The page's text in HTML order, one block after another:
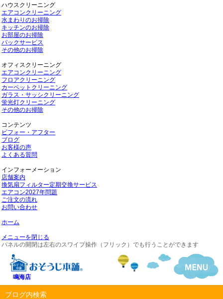
ハウスクリーニング
エアコンクリーニング
水まわりのお掃除
キッチンのお掃除
お部屋のお掃除
パックサービス
その他のお掃除
オフィスクリーニング
エアコンクリーニング
フロアクリーニング
カーペットクリーニング
ガラス・サッシクリーニング
蛍光灯クリーニング
その他のお掃除
コンテンツ
ビフォー・アフター
ブログ
お客様の声
よくある質問
インフォーメーション
店舗案内
換気扇フィルター定期交換サービス
エアコン2027年問題
ご注文の流れ
お問い合わせ
ホーム
メニューを閉じる
パネルの開閉は左右のスワイプ操作（フリック）でも行うことができます
鳴海店
ブログ内検索